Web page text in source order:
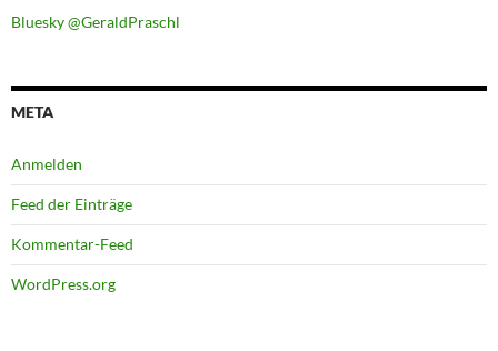
Bluesky @GeraldPraschl
META
Anmelden
Feed der Einträge
Kommentar-Feed
WordPress.org